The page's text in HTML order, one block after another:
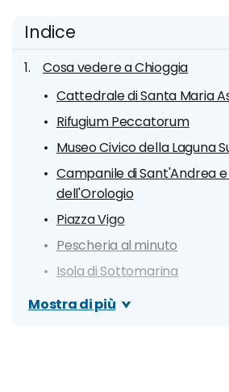
Indice
Cosa vedere a Chioggia
Cattedrale di Santa Maria
Rifugium Peccatorum
Museo Civico della Laguna
Campanile di Sant'Andrea
dell'Orologio
Piazza Vigo
Pescheria al minuto
Isola di Sottomarina
Museo di zoologia adriatica
Mostra di più